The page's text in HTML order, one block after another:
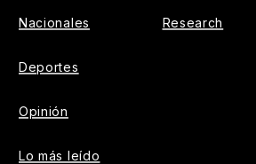
Nacionales
Deportes
Opinión
Lo más leído
Research